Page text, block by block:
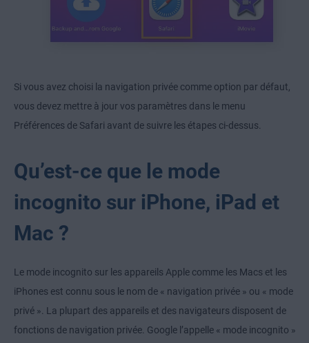
Si vous avez choisi la navigation privée comme option par défaut,
vous devez mettre à jour vos paramètres dans le menu
Préférences de Safari avant de suivre les étapes ci-dessus.
Qu’est-ce que le mode
incognito sur iPhone, iPad et
Mac ?
Le mode incognito sur les appareils Apple comme les Macs et les
iPhones est connu sous le nom de « navigation privée » ou « mode
privé ». La plupart des appareils et des navigateurs disposent de
fonctions de navigation privée. Google l’appelle « mode incognito »